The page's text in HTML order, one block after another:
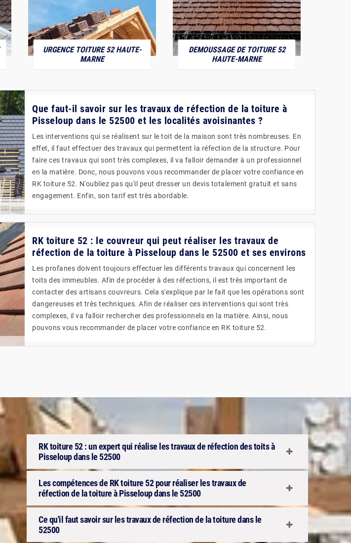
URGENCE TOITURE 52 HAUTE-
MARNE
DEMOUSSAGE DE TOITURE 52
HAUTE-MARNE
Que faut-il savoir sur les travaux de réfection de la toiture à
Pisseloup dans le 52500 et les localités avoisinantes ?
Les interventions qui se réalisent sur le toit de la maison sont très nombreuses. En
effet, il faut effectuer des travaux qui permettent la réfection de la structure. Pour
faire ces travaux qui sont très complexes, il va falloir demander à un professionnel
en la matière. Donc, nous pouvons vous recommander de placer votre confiance en
RK toiture 52. N'oubliez pas qu'il peut dresser un devis totalement gratuit et sans
engagement. Enfin, son tarif est très abordable.
RK toiture 52 : le couvreur qui peut réaliser les travaux de
réfection de la toiture à Pisseloup dans le 52500 et ses environs
Les profanes doivent toujours effectuer les différents travaux qui concernent les
toits des immeubles. Afin de procéder à des réfections, il est très important de
contacter des artisans couvreurs. Cela s'explique par le fait que les opérations sont
dangereuses et très techniques. Afin de réaliser ces interventions qui sont très
complexes, il va falloir rechercher des professionnels en la matière. Ainsi, nous
pouvons vous recommander de placer votre confiance en RK toiture 52.
RK toiture 52 : un expert qui réalise les travaux de réfection des toits à
Pisseloup dans le 52500
Les compétences de RK toiture 52 pour réaliser les travaux de
réfection de la toiture à Pisseloup dans le 52500
Ce qu'il faut savoir sur les travaux de réfection de la toiture dans le
52500